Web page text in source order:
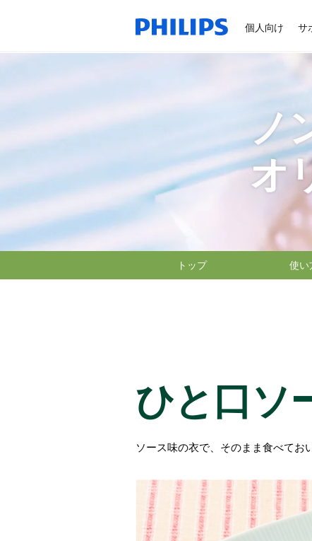
個人向け サ
ノ
オ
トップ 使い
ひと口ソ
ソース味の衣で、そのまま食べてお